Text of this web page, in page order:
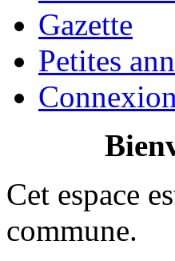
Gazette
Petites
Connexion
Cet espace
commune.